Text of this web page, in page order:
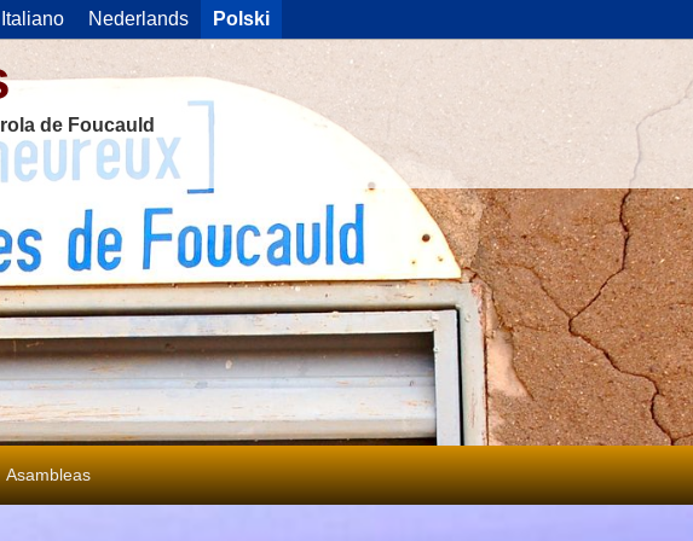
Italiano Nederlands Polski
de Foucauld
Asambleas